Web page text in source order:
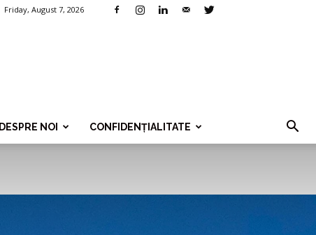
Friday, August 7, 2026
DESPRE NOI CONFIDENȚIALITATE